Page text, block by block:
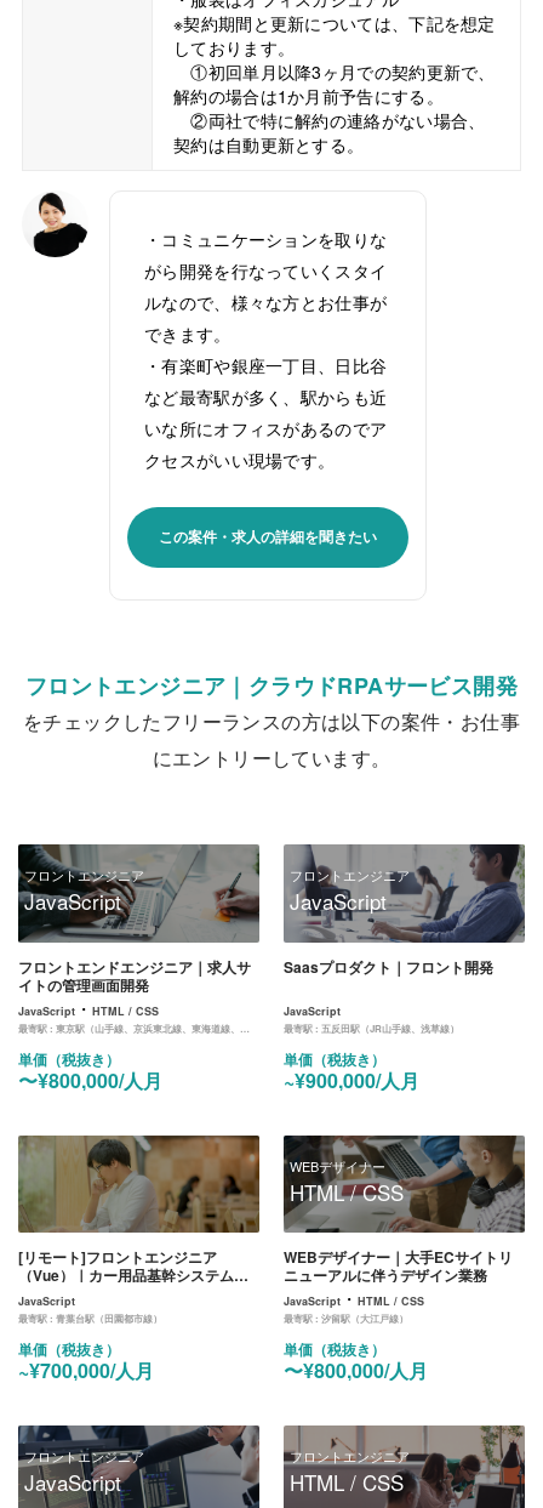
※契約期間と更新については、下記を想定
しております。
①初回単月以降3ヶ月での契約更新で、
解約の場合は1か月前予告にする。
②両社で特に解約の連絡がない場合、
契約は自動更新とする。
・コミュニケーションを取りな
がら開発を行なっていくスタイ
ルなので、様々な方とお仕事が
できます。
・有楽町や銀座一丁目、日比谷
など最寄駅が多く、駅からも近
いな所にオフィスがあるのでア
クセスがいい現場です。
この案件・求人の詳細を聞きたい
フロントエンジニア｜クラウドRPAサービス開発
をチェックしたフリーランスの方は以下の案件・お仕事
にエントリーしています。
フロントエンジニア
JavaScript
フロントエンドエンジニア｜求人サ
イトの管理画面開発
JavaScript ・ HTML / CSS
最寄駅 : 東京駅（山手線、京浜東北線、東海道線、中央線、京葉線、丸ノ内線）
単価（税抜き）
〜¥800,000/人月
フロントエンジニア
JavaScript
Saasプロダクト｜フロント開発
JavaScript
最寄駅 : 五反田駅（JR山手線、浅草線）
単価（税抜き）
~¥900,000/人月
[リモート]フロントエンジニア
（Vue）｜カー用品基幹システムの
リプレイスのフロント開発業務
JavaScript
最寄駅 : 青葉台駅（田園都市線）
単価（税抜き）
~¥700,000/人月
WEBデザイナー
HTML / CSS
WEBデザイナー｜大手ECサイトリ
ニューアルに伴うデザイン業務
JavaScript ・HTML / CSS
最寄駅 :汐留駅（大江戸線）
単価（税抜き）
〜¥800,000/人月
フロントエンジニア
JavaScript
フロントエンジニア
HTML / CSS